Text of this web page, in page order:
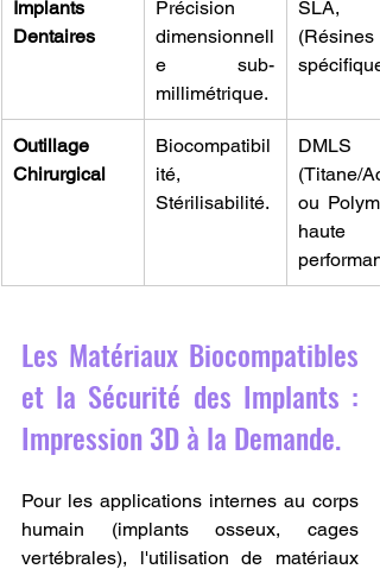
Implants
Dentaires
Précision
dimensionnell
e sub-
millimétrique.
SLA,
(Résines
Outillage
Chirurgical
Biocompatibil
ité,
Stérilisabilité.
DMLS
(Titane/
ou
haute
Les Matériaux Biocompatibles
et la Sécurité des Implants :
Impression 3D à la Demande.
Pour les applications internes au corps
humain (implants osseux, cages